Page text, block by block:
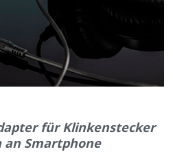
für Klinkenstecker
an Smartphone